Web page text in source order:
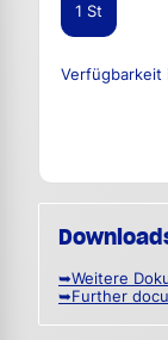
1 St
Verfügbarkeit
➥Weitere
➥Further